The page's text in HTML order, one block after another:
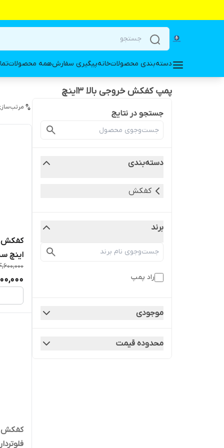
دسته‌بندی محصولاتخانهپیگیری سفارشهمه محصولات
پمپ کفکش خروجی بالا ۳اینچ
جستجو در نتایج
دسته‌بندی
کفکش
برند
راد پمپ
موجودی
محدوده قیمت
اینچ
لوله